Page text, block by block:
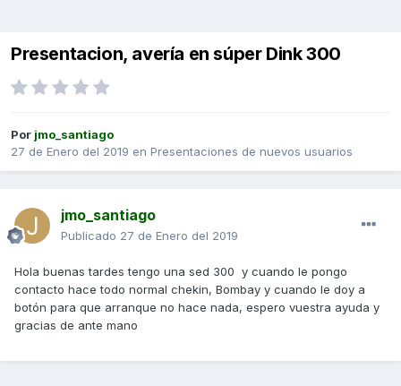
Presentacion, avería en súper Dink 300
Por jmo_santiago
27 de Enero del 2019 en Presentaciones de nuevos usuarios
jmo_santiago
Publicado 27 de Enero del 2019
Hola buenas tardes tengo una sed 300 y cuando le pongo
contacto hace todo normal chekin, Bombay y cuando le doy a
botón para que arranque no hace nada, espero vuestra ayuda y
gracias de ante mano